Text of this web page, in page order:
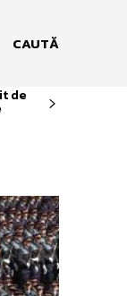
CAUTĂ
de